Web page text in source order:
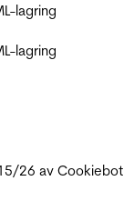
lagring
lagring
26 av Cookiebot